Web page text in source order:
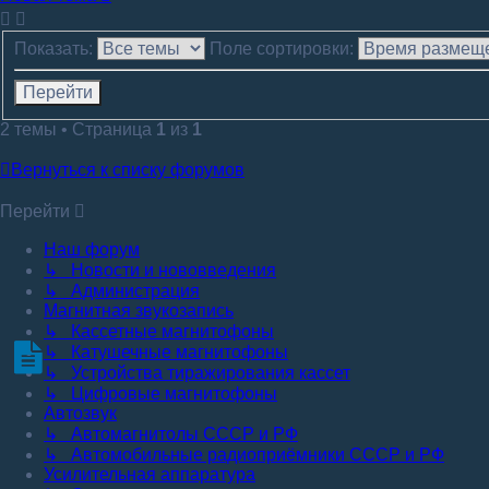
тема
Показать: Поле сортировки:
2 темы • Страница 1 из 1
Вернуться к списку форумов
Перейти
Наш форум
↳ Новости и нововведения
↳ Администрация
Магнитная звукозапись
↳ Кассетные магнитофоны
↳ Катушечные магнитофоны
↳ Устройства тиражирования кассет
↳ Цифровые магнитофоны
Автозвук
↳ Автомагнитолы СССР и РФ
↳ Автомобильные радиоприёмники СССР и РФ
Усилительная аппаратура